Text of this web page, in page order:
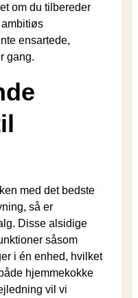
om du tilbereder
ensartede,
gang.
med det bedste
så er
Disse alsidige
såsom
i én enhed, hvilket
hjemmekokke
vil vi